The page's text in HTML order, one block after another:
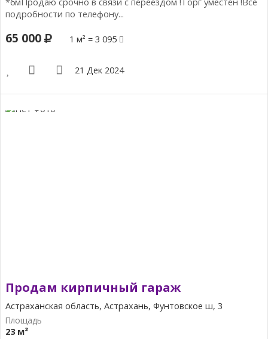
подробности по телефону...
65 000 1 м² = 3 095
21 Дек 2024
Продам кирпичный гараж
Астраханская область, Астрахань, Фунтовское ш, 3
23 м²